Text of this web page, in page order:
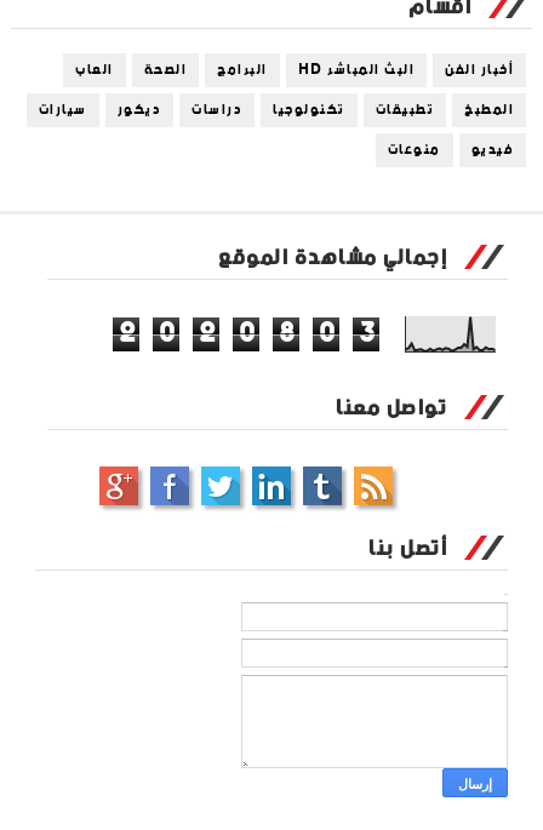
أخبار الفن البث المباشر HD البرامج الصحة
العاب
المطبخ
تطبيقات تكنولوجيا دراسات ديكور
سيارات
فيديو
منوعات
إجمالي مشاهدة الموقع
2 0 2 0 8 0 3
تواصل معنا
أتصل بنا